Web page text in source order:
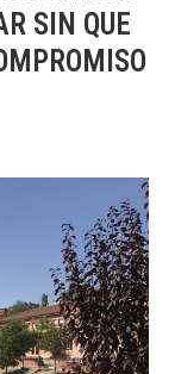
SIN QUE